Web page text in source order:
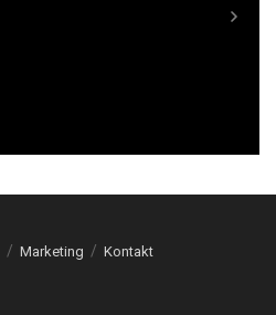
Marketing Kontakt